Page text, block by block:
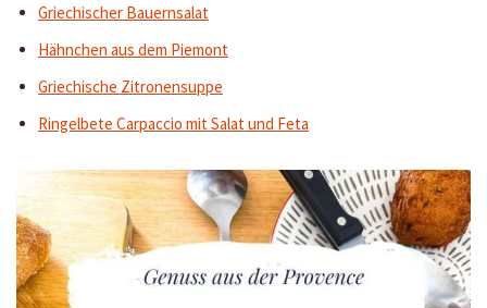
Griechischer Bauernsalat
Hähnchen aus dem Piemont
Griechische Zitronensuppe
Ringelbete Carpaccio mit Salat und Feta